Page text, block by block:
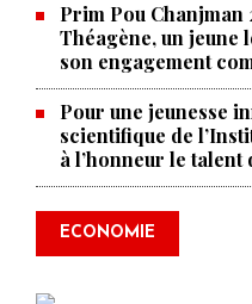
Prim Pou
Théagène, un jeune
son engagement
Pour une jeunesse
scientifique de
à l’honneur le talent
ECONOMIE
Produire le
transformer
2ᵉ édition de
scientifiques